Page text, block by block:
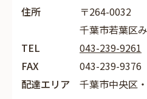
住所
〒264-0032
千葉市若葉区
TEL
043-239-9261
FAX
043-239-9376
配達エリア
千葉市中央区